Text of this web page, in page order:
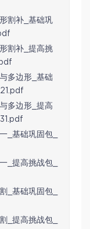
割补_基础巩
割补_提高挑
多边形_基础
多边形_提高
_基础巩固包_
_提高挑战包_
_基础巩固包_
_提高挑战包_